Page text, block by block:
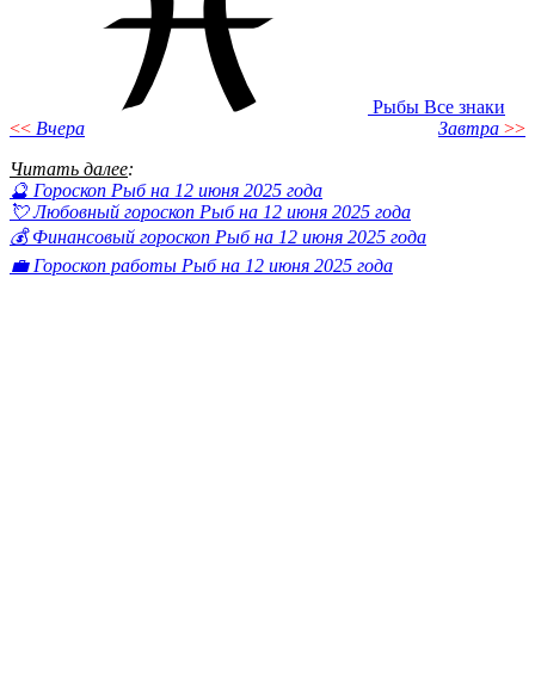
Рыбы Все знаки
<< Вчера Завтра >>
Читать далее:
🔮 Гороскоп Рыб на 12 июня 2025 года
💘 Любовный гороскоп Рыб на 12 июня 2025 года
💰 Финансовый гороскоп Рыб на 12 июня 2025 года
💼 Гороскоп работы Рыб на 12 июня 2025 года